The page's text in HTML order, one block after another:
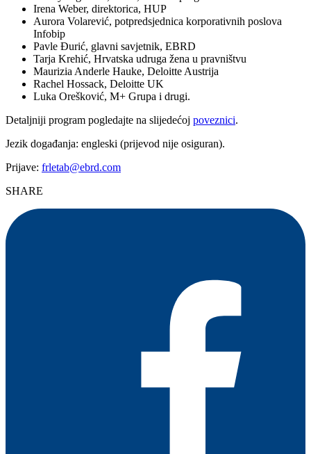
Irena Weber, direktorica, HUP
Aurora Volarević, potpredsjednica korporativnih poslova
Infobip
Pavle Đurić, glavni savjetnik, EBRD
Tarja Krehić, Hrvatska udruga žena u pravništvu
Maurizia Anderle Hauke, Deloitte Austrija
Rachel Hossack, Deloitte UK
Luka Orešković, M+ Grupa i drugi.
Detaljniji program pogledajte na slijedećoj poveznici.
Jezik događanja: engleski (prijevod nije osiguran).
Prijave: frletab@ebrd.com
SHARE